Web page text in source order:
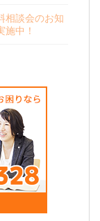
相談会のお知
中！